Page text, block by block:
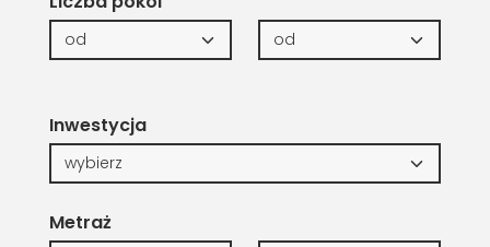
Inwestycja
Metraż